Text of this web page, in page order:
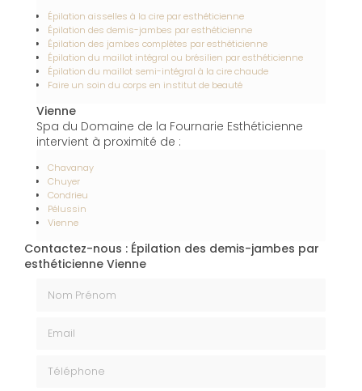
Épilation aisselles à la cire par esthéticienne
Épilation des demis-jambes par esthéticienne
Épilation des jambes complètes par esthéticienne
Épilation du maillot intégral ou brésilien par esthéticienne
Épilation du maillot semi-intégral à la cire chaude
Faire un soin du corps en institut de beauté
Vienne
Spa du Domaine de la Fournarie Esthéticienne
intervient à proximité de :
Chavanay
Chuyer
Condrieu
Pélussin
Vienne
Contactez-nous : Épilation des demis-jambes par
esthéticienne Vienne